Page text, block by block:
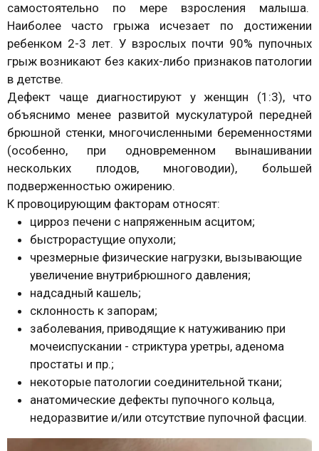
самостоятельно по мере взросления малыша.
Наиболее часто грыжа исчезает по достижении
ребенком 2-3 лет. У взрослых почти 90% пупочных
грыж возникают без каких-либо признаков патологии
в детстве.
Дефект чаще диагностируют у женщин (1:3), что
объяснимо менее развитой мускулатурой передней
брюшной стенки, многочисленными беременностями
(особенно, при одновременном вынашивании
нескольких плодов, многоводии), большей
подверженностью ожирению.
К провоцирующим факторам относят:
цирроз печени с напряженным асцитом;
быстрорастущие опухоли;
чрезмерные физические нагрузки, вызывающие
увеличение внутрибрюшного давления;
надсадный кашель;
склонность к запорам;
заболевания, приводящие к натуживанию при
мочеиспускании - стриктура уретры, аденома
простаты и пр.;
некоторые патологии соединительной ткани;
анатомические дефекты пупочного кольца,
недоразвитие и/или отсутствие пупочной фасции.